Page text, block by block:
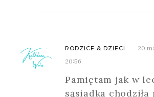
RODZICE & DZIECI
20
20:56
Pamiętam jak w
sąsiadka chodziła